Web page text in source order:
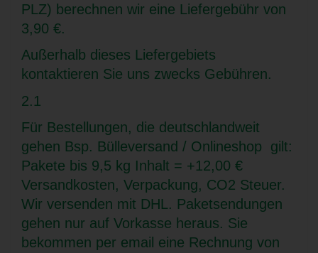
PLZ) berechnen wir eine Liefergebühr von
3,90 €.
Außerhalb dieses Liefergebiets
kontaktieren Sie uns zwecks Gebühren.
2.1
Für Bestellungen, die deutschlandweit
gehen Bsp. Bülleversand / Onlineshop gilt:
Pakete bis 9,5 kg Inhalt = +12,00 €
Versandkosten, Verpackung, CO2 Steuer.
Wir versenden mit DHL. Paketsendungen
gehen nur auf Vorkasse heraus. Sie
bekommen per email eine Rechnung von